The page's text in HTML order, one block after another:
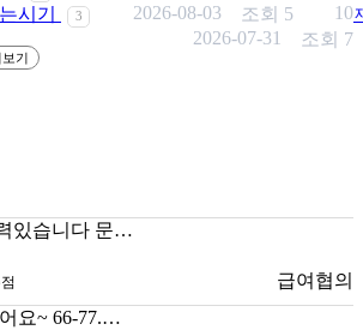
10
조회 5
2026-08-03
시기 3
조회 7
2026-07-31
보기
있습니다 문…
급여협의
요~ 66-77.…